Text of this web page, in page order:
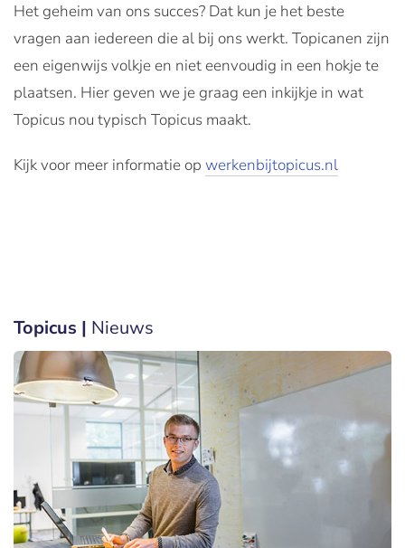
Het geheim van ons succes? Dat kun je het beste
vragen aan iedereen die al bij ons werkt. Topicanen zijn
een eigenwijs volkje en niet eenvoudig in een hokje te
plaatsen. Hier geven we je graag een inkijkje in wat
Topicus nou typisch Topicus maakt.
Kijk voor meer informatie op werkenbijtopicus.nl
Topicus | Nieuws